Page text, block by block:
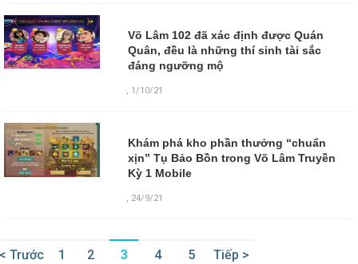
Võ Lâm 102 đã xác định được Quán
Quân, đều là những thí sinh tài sắc
đáng ngưỡng mộ
, 1/10/21
Khám phá kho phần thưởng “chuẩn
xịn” Tụ Bảo Bồn trong Võ Lâm Truyền
Kỳ 1 Mobile
, 24/9/21
< Trước 1 2 3 4 5 Tiếp >